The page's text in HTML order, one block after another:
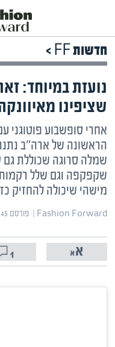
חדשות FF >
נועזת במיוחד:
שציפינו
אחרי סופשבוע
הראשונה של ארה"ב
שמלה סרוגה שכוללת
שקפקפה וגם שלל
מישהי שיכולה להחזיק
Fashion Forward | ‏ פורסם ‎01/06/2026 11:45
1